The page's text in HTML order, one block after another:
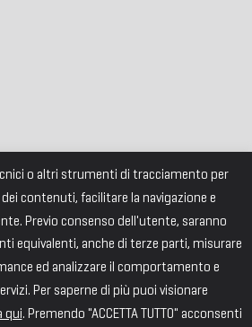
o altri strumenti di tracciamento per
contenuti, facilitare la navigazione e
Previo consenso dell'utente, saranno
equivalenti, anche di terze parti, misurare
ed analizzare il comportamento e
Per saperne di più puoi visionare
qui. Premendo "ACCETTA TUTTO" acconsenti